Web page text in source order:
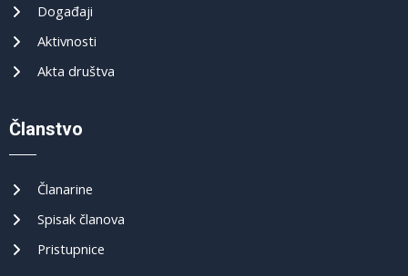
Događaji
Aktivnosti
Akta društva
Članstvo
Članarine
Spisak članova
Pristupnice